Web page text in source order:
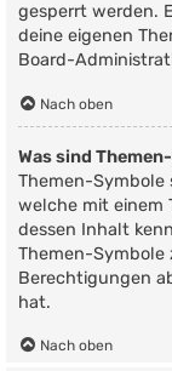
gesperrt werden.
deine eigenen
Board-
Nach oben
Was sind
Themen-Symbole
welche mit einem
dessen Inhalt
Themen-Symbole
Berechtigungen
hat.
Nach oben